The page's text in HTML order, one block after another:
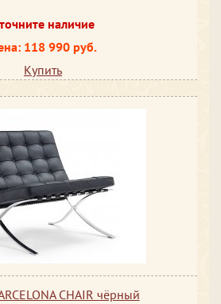
наличие
118 990 руб.
Купить
CHAIR чёрный